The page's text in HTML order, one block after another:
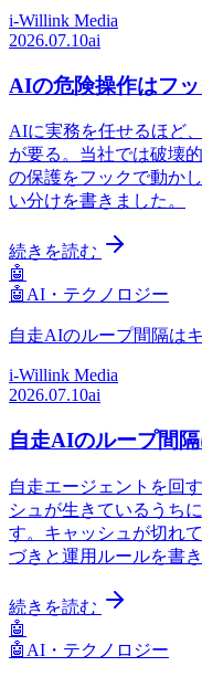
i-Willink Media
2026.07.10ai
AIの危険操作はフ
AIに実務を任せるほど
が要る。当社では破壊
の保護をフックで動か
い分けを書きました。
続きを読む
🤖
🤖AI・テクノロジー
自走AIのループ間隔は
i-Willink Media
2026.07.10ai
自走AIのループ間
自走エージェントを回
シュが生きているうち
す。キャッシュが切れ
づきと運用ルールを書き
続きを読む
🤖
🤖 AI・テクノロジー